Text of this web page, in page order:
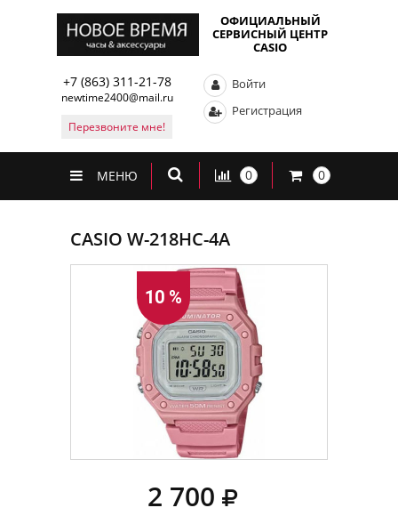
ОФИЦИАЛЬНЫЙ
СЕРВИСНЫЙ ЦЕНТР
CASIO
+7 (863) 311-21-78
newtime2400@mail.ru
Перезвоните мне!
Войти
Регистрация
МЕНЮ 0 0
CASIO W-218HC-4A
10 %
2 700